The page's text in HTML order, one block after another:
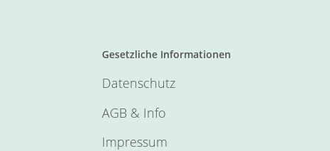
Gesetzliche Informationen
Datenschutz
AGB & Info
Impressum